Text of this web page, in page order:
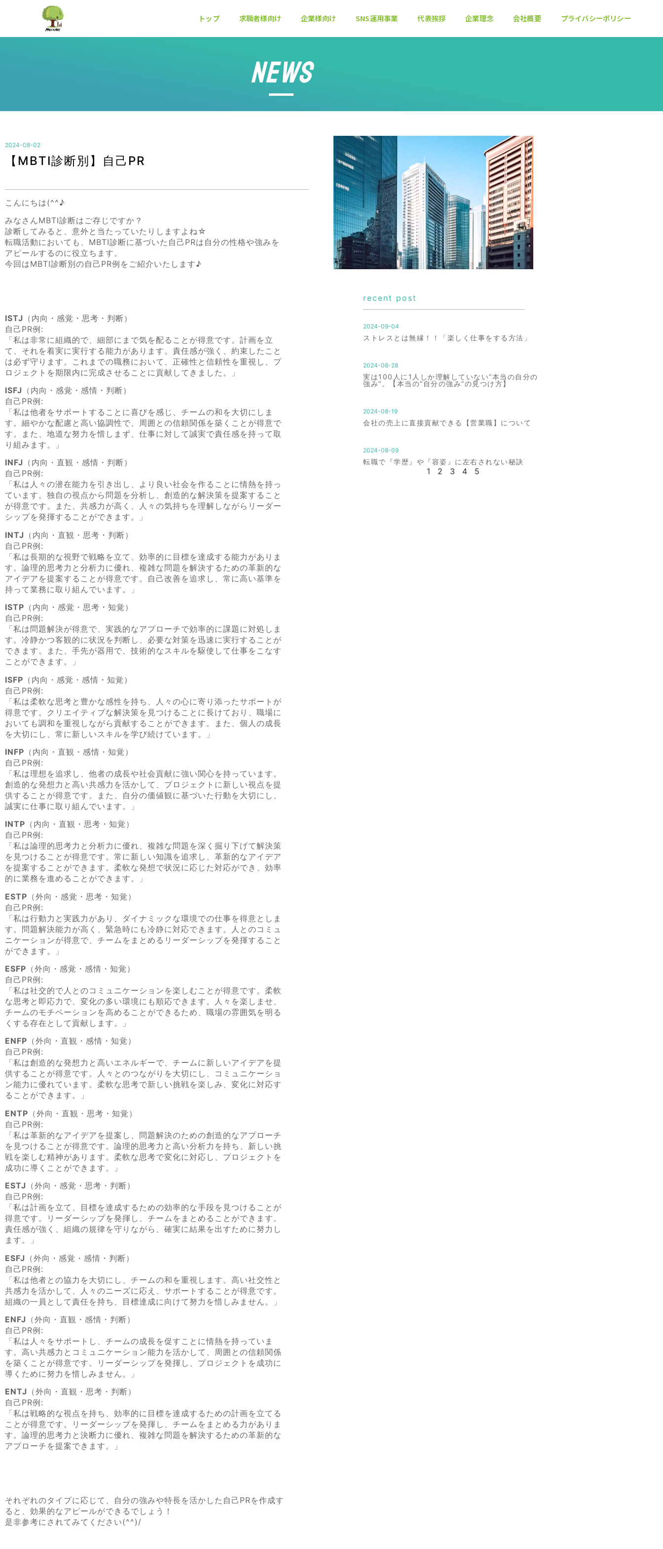
トップ 求職者様向け 企業様向け SNS運用事業 代表挨拶 企業理念 会社概要 プライバシーポリシー
NEWS
2024-08-02
【MBTI診断別】自己PR
こんにちは(^^♪
みなさんMBTI診断はご存じですか？
診断してみると、意外と当たっていたりしますよね☆
転職活動においても、MBTI診断に基づいた自己PRは自分の性格や強みを
アピールするのに役立ちます。
今回はMBTI診断別の自己PR例をご紹介いたします♪
ISTJ （内向・感覚・思考・判断）
自己PR例:
「私は非常に組織的で、細部にまで気を配ることが得意です。計画を立
て、それを着実に実行する能力があります。責任感が強く、約束したこと
は必ず守ります。これまでの職務において、正確性と信頼性を重視し、プ
ロジェクトを期限内に完成させることに貢献してきました。」
ISFJ （内向・感覚・感情・判断）
自己PR例:
「私は他者をサポートすることに喜びを感じ、チームの和を大切にしま
す。細やかな配慮と高い協調性で、周囲との信頼関係を築くことが得意で
す。また、地道な努力を惜しまず、仕事に対して誠実で責任感を持って取
り組みます。」
INFJ （内向・直観・感情・判断）
自己PR例:
「私は人々の潜在能力を引き出し、より良い社会を作ることに情熱を持っ
ています。独自の視点から問題を分析し、創造的な解決策を提案すること
が得意です。また、共感力が高く、人々の気持ちを理解しながらリーダー
シップを発揮することができます。」
INTJ （内向・直観・思考・判断）
自己PR例:
「私は長期的な視野で戦略を立て、効率的に目標を達成する能力がありま
す。論理的思考力と分析力に優れ、複雑な問題を解決するための革新的な
アイデアを提案することが得意です。自己改善を追求し、常に高い基準を
持って業務に取り組んでいます。」
ISTP （内向・感覚・思考・知覚）
自己PR例:
「私は問題解決が得意で、実践的なアプローチで効率的に課題に対処しま
す。冷静かつ客観的に状況を判断し、必要な対策を迅速に実行することが
できます。また、手先が器用で、技術的なスキルを駆使して仕事をこなす
ことができます。」
ISFP （内向・感覚・感情・知覚）
自己PR例:
「私は柔軟な思考と豊かな感性を持ち、人々の心に寄り添ったサポートが
得意です。クリエイティブな解決策を見つけることに長けており、職場に
おいても調和を重視しながら貢献することができます。また、個人の成長
を大切にし、常に新しいスキルを学び続けています。」
INFP （内向・直観・感情・知覚）
自己PR例:
「私は理想を追求し、他者の成長や社会貢献に強い関心を持っています。
創造的な発想力と高い共感力を活かして、プロジェクトに新しい視点を提
供することが得意です。また、自分の価値観に基づいた行動を大切にし、
誠実に仕事に取り組んでいます。」
INTP （内向・直観・思考・知覚）
自己PR例:
「私は論理的思考力と分析力に優れ、複雑な問題を深く掘り下げて解決策
を見つけることが得意です。常に新しい知識を追求し、革新的なアイデア
を提案することができます。柔軟な発想で状況に応じた対応ができ、効率
的に業務を進めることができます。」
ESTP （外向・感覚・思考・知覚）
自己PR例:
「私は行動力と実践力があり、ダイナミックな環境での仕事を得意としま
す。問題解決能力が高く、緊急時にも冷静に対応できます。人とのコミュ
ニケーションが得意で、チームをまとめるリーダーシップを発揮すること
ができます。」
ESFP （外向・感覚・感情・知覚）
自己PR例:
「私は社交的で人とのコミュニケーションを楽しむことが得意です。柔軟
な思考と即応力で、変化の多い環境にも順応できます。人々を楽しませ、
チームのモチベーションを高めることができるため、職場の雰囲気を明る
くする存在として貢献します。」
ENFP （外向・直観・感情・知覚）
自己PR例:
「私は創造的な発想力と高いエネルギーで、チームに新しいアイデアを提
供することが得意です。人々とのつながりを大切にし、コミュニケーショ
ン能力に優れています。柔軟な思考で新しい挑戦を楽しみ、変化に対応す
ることができます。」
ENTP （外向・直観・思考・知覚）
自己PR例:
「私は革新的なアイデアを提案し、問題解決のための創造的なアプローチ
を見つけることが得意です。論理的思考力と高い分析力を持ち、新しい挑
戦を楽しむ精神があります。柔軟な思考で変化に対応し、プロジェクトを
成功に導くことができます。」
ESTJ （外向・感覚・思考・判断）
自己PR例:
「私は計画を立て、目標を達成するための効率的な手段を見つけることが
得意です。リーダーシップを発揮し、チームをまとめることができます。
責任感が強く、組織の規律を守りながら、確実に結果を出すために努力し
ます。」
ESFJ （外向・感覚・感情・判断）
自己PR例:
「私は他者との協力を大切にし、チームの和を重視します。高い社交性と
共感力を活かして、人々のニーズに応え、サポートすることが得意です。
組織の一員として責任を持ち、目標達成に向けて努力を惜しみません。」
ENFJ （外向・直観・感情・判断）
自己PR例:
「私は人々をサポートし、チームの成長を促すことに情熱を持っていま
す。高い共感力とコミュニケーション能力を活かして、周囲との信頼関係
を築くことが得意です。リーダーシップを発揮し、プロジェクトを成功に
導くために努力を惜しみません。」
ENTJ （外向・直観・思考・判断）
自己PR例:
「私は戦略的な視点を持ち、効率的に目標を達成するための計画を立てる
ことが得意です。リーダーシップを発揮し、チームをまとめる力がありま
す。論理的思考力と決断力に優れ、複雑な問題を解決するための革新的な
アプローチを提案できます。」
それぞれのタイプに応じて、自分の強みや特長を活かした自己PRを作成す
ると、効果的なアピールができるでしょう！
是非参考にされてみてください(^^)/
recent post
2024-09-04
ストレスとは無縁！！「楽しく仕事をする方法」
2024-08-28
実は100人に1人しか理解していない”本当の自分の
強み”。【本当の”自分の強み”の見つけ方】
2024-08-19
会社の売上に直接貢献できる【営業職】について
2024-08-09
転職で『学歴』や『容姿』に左右されない秘訣
1 2 3 4 5